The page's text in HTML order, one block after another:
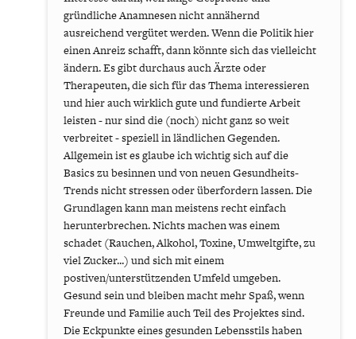
gründliche Anamnesen nicht annähernd
ausreichend vergütet werden. Wenn die Politik hier
einen Anreiz schafft, dann könnte sich das vielleicht
ändern. Es gibt durchaus auch Ärzte oder
Therapeuten, die sich für das Thema interessieren
und hier auch wirklich gute und fundierte Arbeit
leisten - nur sind die (noch) nicht ganz so weit
verbreitet - speziell in ländlichen Gegenden.
Allgemein ist es glaube ich wichtig sich auf die
Basics zu besinnen und von neuen Gesundheits-
Trends nicht stressen oder überfordern lassen. Die
Grundlagen kann man meistens recht einfach
herunterbrechen. Nichts machen was einem
schadet (Rauchen, Alkohol, Toxine, Umweltgifte, zu
viel Zucker...) und sich mit einem
postiven/unterstützenden Umfeld umgeben.
Gesund sein und bleiben macht mehr Spaß, wenn
Freunde und Familie auch Teil des Projektes sind.
Die Eckpunkte eines gesunden Lebensstils haben